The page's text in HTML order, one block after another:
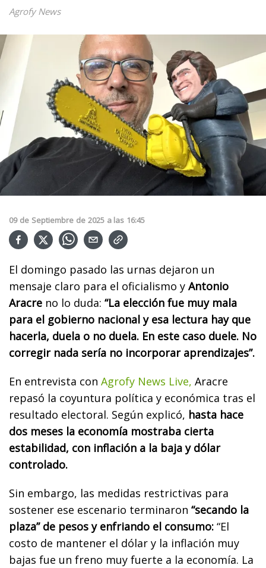
Agrofy News
09 de Septiembre de 2025 a las 16:45
El domingo pasado las urnas dejaron un
mensaje claro para el oficialismo y Antonio
Aracre no lo duda: “La elección fue muy mala
para el gobierno nacional y esa lectura hay que
hacerla, duela o no duela. En este caso duele. No
corregir nada sería no incorporar aprendizajes”.
En entrevista con Agrofy News Live, Aracre
repasó la coyuntura política y económica tras el
resultado electoral. Según explicó, hasta hace
dos meses la economía mostraba cierta
estabilidad, con inflación a la baja y dólar
controlado.
Sin embargo, las medidas restrictivas para
sostener ese escenario terminaron “secando la
plaza” de pesos y enfriando el consumo: “El
costo de mantener el dólar y la inflación muy
bajas fue un freno muy fuerte a la economía. La